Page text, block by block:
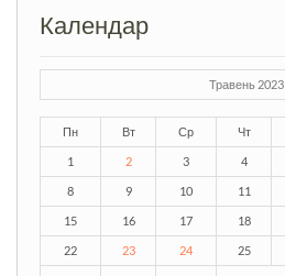
Календар
Травень 2023
Пн Вт Ср Чт
1 2 3 4
8 9 10 11
15 16 17 18
22 23 24 25